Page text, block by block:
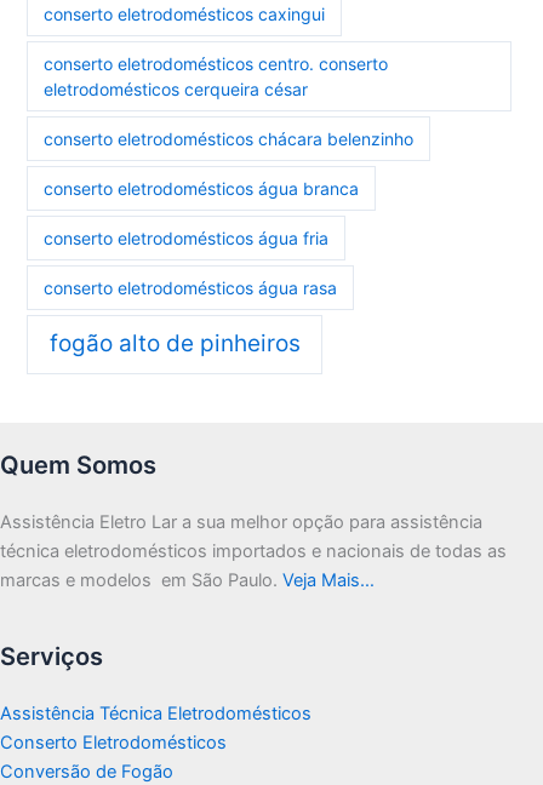
conserto eletrodomésticos caxingui
conserto eletrodomésticos centro. conserto
eletrodomésticos cerqueira césar
conserto eletrodomésticos chácara belenzinho
conserto eletrodomésticos água branca
conserto eletrodomésticos água fria
conserto eletrodomésticos água rasa
fogão alto de pinheiros
Quem Somos
Assistência Eletro Lar a sua melhor opção para assistência
técnica eletrodomésticos importados e nacionais de todas as
marcas e modelos em São Paulo. Veja Mais…
Serviços
Assistência Técnica Eletrodomésticos
Conserto Eletrodomésticos
Conversão de Fogão